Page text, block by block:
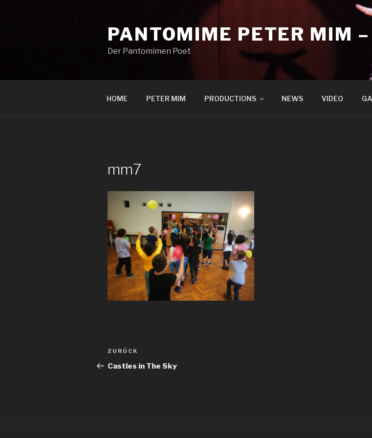
PANTOMIME PETER MIM
Der Pantomimen Poet
HOME PETER MIM PRODUCTIONS NEWS VIDEO
mm7
Beitrags-
Navigation
Vorheriger
Beitrag
ZURÜCK
Castles in The Sky